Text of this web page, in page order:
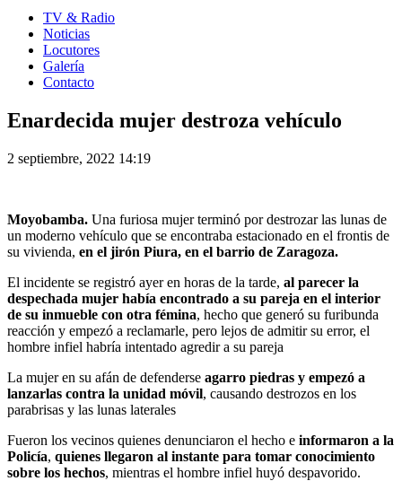
TV & Radio
Noticias
Locutores
Galería
Contacto
Enardecida mujer destroza vehículo
2 septiembre, 2022 14:19
Moyobamba. Una furiosa mujer terminó por destrozar las lunas de
un moderno vehículo que se encontraba estacionado en el frontis de
su vivienda, en el jirón Piura, en el barrio de Zaragoza.
El incidente se registró ayer en horas de la tarde, al parecer la
despechada mujer había encontrado a su pareja en el interior
de su inmueble con otra fémina, hecho que generó su furibunda
reacción y empezó a reclamarle, pero lejos de admitir su error, el
hombre infiel habría intentado agredir a su pareja
La mujer en su afán de defenderse agarro piedras y empezó a
lanzarlas contra la unidad móvil, causando destrozos en los
parabrisas y las lunas laterales
Fueron los vecinos quienes denunciaron el hecho e informaron a la
Policía, quienes llegaron al instante para tomar conocimiento
sobre los hechos, mientras el hombre infiel huyó despavorido.